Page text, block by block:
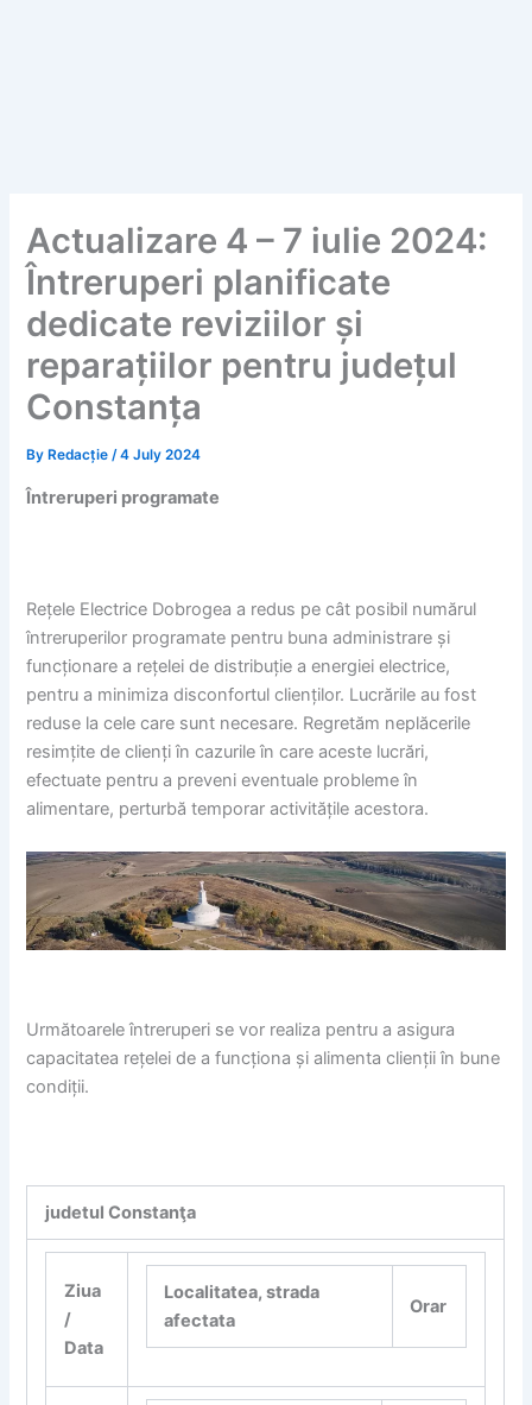
Actualizare 4 – 7 iulie 2024:
Întreruperi planificate
dedicate reviziilor și
reparațiilor pentru județul
Constanța
By Redacție/4 July 2024
Întreruperi programate
Rețele Electrice Dobrogea a redus pe cât posibil numărul
întreruperilor programate pentru buna administrare și
funcționare a rețelei de distribuție a energiei electrice,
pentru a minimiza disconfortul clienților. Lucrările au fost
reduse la cele care sunt necesare. Regretăm neplăcerile
resimțite de clienți în cazurile în care aceste lucrări,
efectuate pentru a preveni eventuale probleme în
alimentare, perturbă temporar activitățile acestora.
Următoarele întreruperi se vor realiza pentru a asigura
capacitatea rețelei de a funcționa și alimenta clienții în bune
condiții.
judetul Constanţa
Ziua
/
Data
Localitatea, strada
afectata
Orar